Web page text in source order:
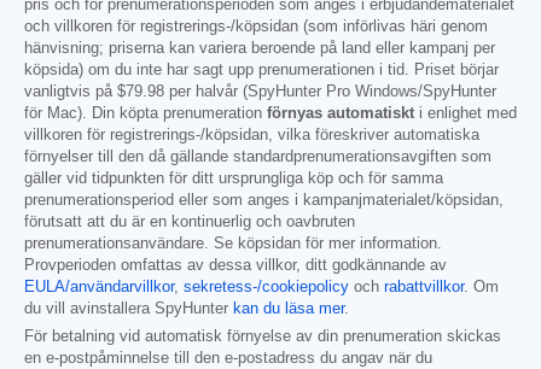
pris och för prenumerationsperioden som anges i erbjudandematerialet
och villkoren för registrerings-/köpsidan (som införlivas häri genom
hänvisning; priserna kan variera beroende på land eller kampanj per
köpsida) om du inte har sagt upp prenumerationen i tid. Priset börjar
vanligtvis på $79.98 per halvår (SpyHunter Pro Windows/SpyHunter
för Mac). Din köpta prenumeration förnyas automatiskt i enlighet med
villkoren för registrerings-/köpsidan, vilka föreskriver automatiska
förnyelser till den då gällande standardprenumerationsavgiften som
gäller vid tidpunkten för ditt ursprungliga köp och för samma
prenumerationsperiod eller som anges i kampanjmaterialet/köpsidan,
förutsatt att du är en kontinuerlig och oavbruten
prenumerationsanvändare. Se köpsidan för mer information.
Provperioden omfattas av dessa villkor, ditt godkännande av
EULA/användarvillkor, sekretess-/cookiepolicy och rabattvillkor. Om
du vill avinstallera SpyHunter kan du läsa mer.
För betalning vid automatisk förnyelse av din prenumeration skickas
en e-postpåminnelse till den e-postadress du angav när du